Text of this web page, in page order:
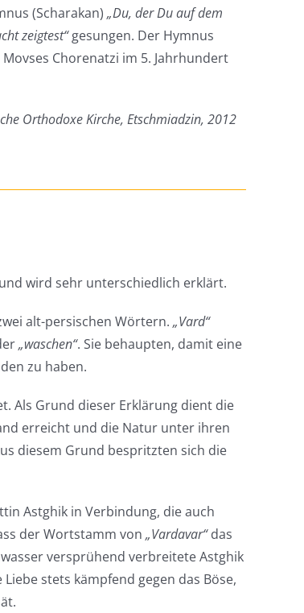
(Scharakan) „Du, der Du auf dem
zeigtest“gesungen. Der Hymnus
Chorenatzi im 5. Jahrhundert
Orthodoxe Kirche, Etschmiadzin, 2012
wird sehr unterschiedlich erklärt.
alt-persischen Wörtern. „Vard“
„waschen“. Sie behaupten, damit eine
zu haben.
Als Grund dieser Erklärung dient die
erreicht und die Natur unter ihren
diesem Grund bespritzten sich die
Astghik in Verbindung, die auch
der Wortstamm von „Vardavar“das
versprühend verbreitete Astghik
stets kämpfend gegen das Böse,